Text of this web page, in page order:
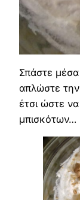
Σπάστε
απλώστε
έτσι ώστε
μπισκότων…